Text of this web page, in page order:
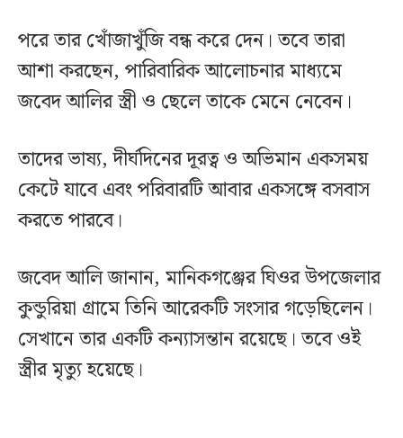
পরে তার খোঁজাখুঁজি বন্ধ করে দেন। তবে তারা
আশা করছেন, পারিবারিক আলোচনার মাধ্যমে
জবেদ আলির স্ত্রী ও ছেলে তাকে মেনে নেবেন।
তাদের ভাষ্য, দীর্ঘদিনের দূরত্ব ও অভিমান একসময়
কেটে যাবে এবং পরিবারটি আবার একসঙ্গে বসবাস
করতে পারবে।
জবেদ আলি জানান, মানিকগঞ্জের ঘিওর উপজেলার
কুন্ডুরিয়া গ্রামে তিনি আরেকটি সংসার গড়েছিলেন।
সেখানে তার একটি কন্যাসন্তান রয়েছে। তবে ওই
স্ত্রীর মৃত্যু হয়েছে।